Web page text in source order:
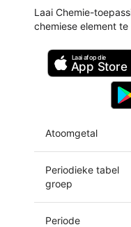
Laai Chemie-
chemiese element te
Laai af op die
App Store
Atoomgetal
Periodieke tabel
groep
Periode